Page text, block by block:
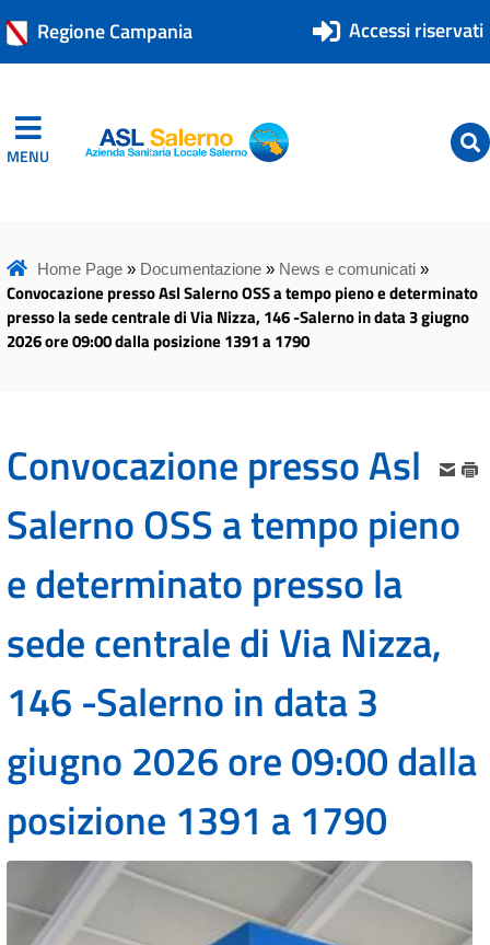
Regione Campania Accessi riservati
MENU ASL Salerno
ASL Salerno
Home Page» Documentazione» News e comunicati»
Convocazione presso Asl Salerno OSS a tempo pieno e determinato
presso la sede centrale di Via Nizza, 146 -Salerno in data 3 giugno
2026 ore 09:00 dalla posizione 1391 a 1790
Convocazione presso Asl
Salerno OSS a tempo pieno
e determinato presso la
sede centrale di Via Nizza,
146 -Salerno in data 3
giugno 2026 ore 09:00 dalla
posizione 1391 a 1790